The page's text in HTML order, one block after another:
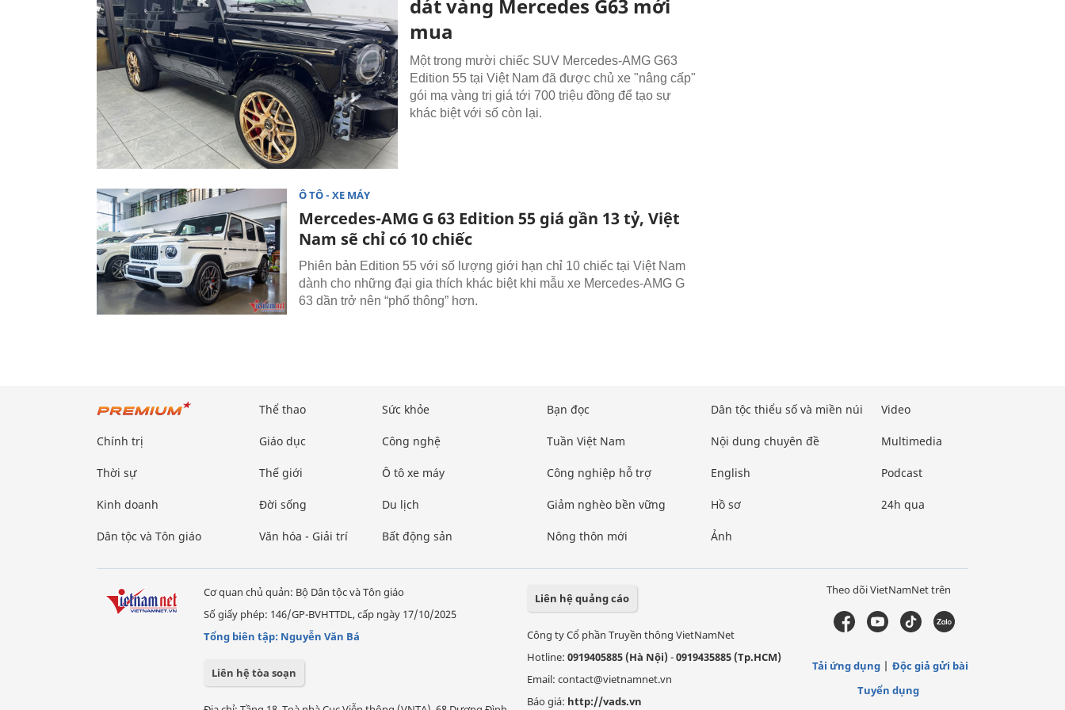
dát vàng Mercedes G63 mới
mua
Một trong mười chiếc SUV Mercedes-AMG G63
Edition 55 tại Việt Nam đã được chủ xe "nâng cấp"
gói mạ vàng trị giá tới 700 triệu đồng để tạo sự
khác biệt với số còn lại.
Ô TÔ - XE MÁY
Mercedes-AMG G 63 Edition 55 giá gần 13 tỷ, Việt
Nam sẽ chỉ có 10 chiếc
Phiên bản Edition 55 với số lượng giới hạn chỉ 10 chiếc tại Việt Nam
dành cho những đại gia thích khác biệt khi mẫu xe Mercedes-AMG G
63 dần trở nên “phổ thông” hơn.
Chính trị
Thời sự
Kinh doanh
Dân tộc và Tôn giáo
Thể thao
Giáo dục
Thế giới
Đời sống
Văn hóa - Giải trí
Sức khỏe
Công nghệ
Ô tô xe máy
Du lịch
Bất động sản
Bạn đọc
Tuần Việt Nam
Công nghiệp hỗ trợ
Giảm nghèo bền vững
Nông thôn mới
Dân tộc thiểu số và miền núi
Nội dung chuyên đề
English
Hồ sơ
Ảnh
Video
Multimedia
Podcast
24h qua
Cơ quan chủ quản: Bộ Dân tộc và Tôn giáo
Số giấy phép: 146/GP-BVHTTDL, cấp ngày 17/10/2025
Tổng biên tập: Nguyễn Văn Bá
Liên hệ tòa soạn
Liên hệ quảng cáo
Công ty Cổ phần Truyền thông VietNamNet
Hotline: 0919405885 (Hà Nội)-0919435885 (Tp.HCM)
Email: contact@vietnamnet.vn
Báo giá: http://vads.vn
Theo dõi VietNamNet trên
Tải ứng dụng
Độc giả gửi bài
Tuyển dụng